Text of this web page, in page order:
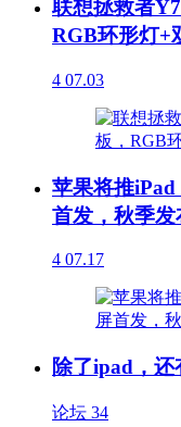
联想拯救者
RGB环形灯+
4 07.03
苹果将推
首发，秋季
4 07.17
除了ipad，
论坛 34